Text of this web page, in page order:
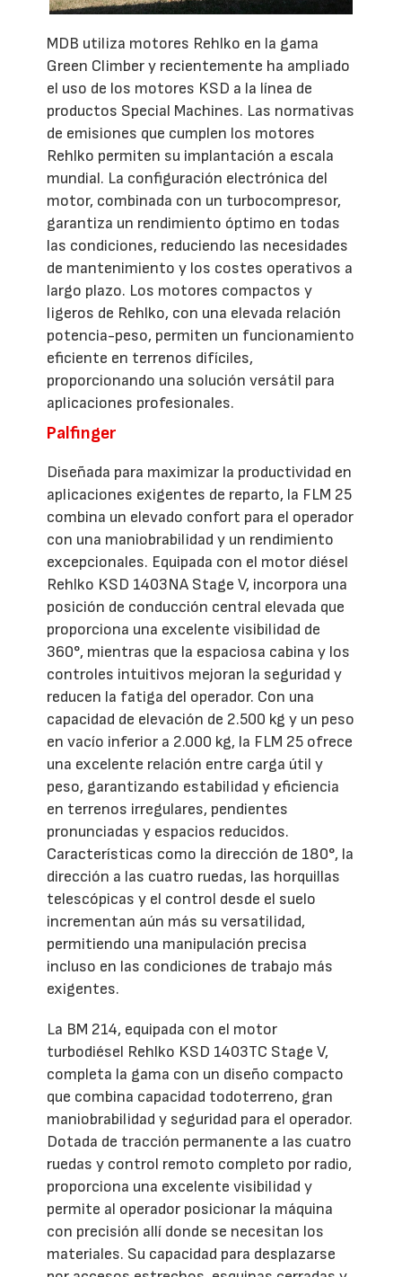
MDB utiliza motores Rehlko en la gama
Green Climber y recientemente ha ampliado
el uso de los motores KSD a la línea de
productos Special Machines. Las normativas
de emisiones que cumplen los motores
Rehlko permiten su implantación a escala
mundial. La configuración electrónica del
motor, combinada con un turbocompresor,
garantiza un rendimiento óptimo en todas
las condiciones, reduciendo las necesidades
de mantenimiento y los costes operativos a
largo plazo. Los motores compactos y
ligeros de Rehlko, con una elevada relación
potencia-peso, permiten un funcionamiento
eficiente en terrenos difíciles,
proporcionando una solución versátil para
aplicaciones profesionales.
Palfinger
Diseñada para maximizar la productividad en
aplicaciones exigentes de reparto, la FLM 25
combina un elevado confort para el operador
con una maniobrabilidad y un rendimiento
excepcionales. Equipada con el motor diésel
Rehlko KSD 1403NA Stage V, incorpora una
posición de conducción central elevada que
proporciona una excelente visibilidad de
360°, mientras que la espaciosa cabina y los
controles intuitivos mejoran la seguridad y
reducen la fatiga del operador. Con una
capacidad de elevación de 2.500 kg y un peso
en vacío inferior a 2.000 kg, la FLM 25 ofrece
una excelente relación entre carga útil y
peso, garantizando estabilidad y eficiencia
en terrenos irregulares, pendientes
pronunciadas y espacios reducidos.
Características como la dirección de 180°, la
dirección a las cuatro ruedas, las horquillas
telescópicas y el control desde el suelo
incrementan aún más su versatilidad,
permitiendo una manipulación precisa
incluso en las condiciones de trabajo más
exigentes.
La BM 214, equipada con el motor
turbodiésel Rehlko KSD 1403TC Stage V,
completa la gama con un diseño compacto
que combina capacidad todoterreno, gran
maniobrabilidad y seguridad para el operador.
Dotada de tracción permanente a las cuatro
ruedas y control remoto completo por radio,
proporciona una excelente visibilidad y
permite al operador posicionar la máquina
con precisión allí donde se necesitan los
materiales. Su capacidad para desplazarse